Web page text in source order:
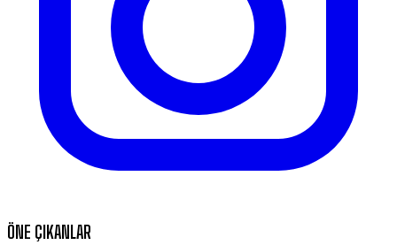
ÖNE ÇIKANLAR